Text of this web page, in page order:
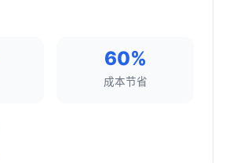
60%
成本节省